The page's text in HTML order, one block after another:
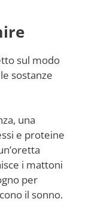
sul modo
sostanze
una
e proteine
i mattoni
per
il sonno.